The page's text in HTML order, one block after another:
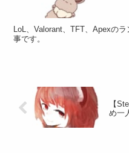
LoL、Valorant、TFT、Apexの
事です。
【
め一